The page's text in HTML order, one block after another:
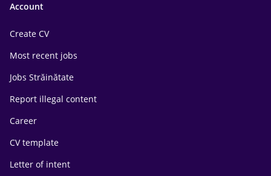
Account
Create CV
Most recent jobs
Jobs Străinătate
Report illegal content
Career
CV template
Letter of intent